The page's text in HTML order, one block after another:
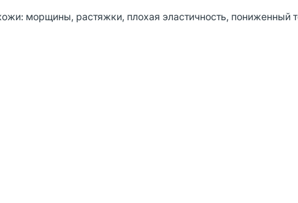
морщины, растяжки, плохая эластичность, пониженный